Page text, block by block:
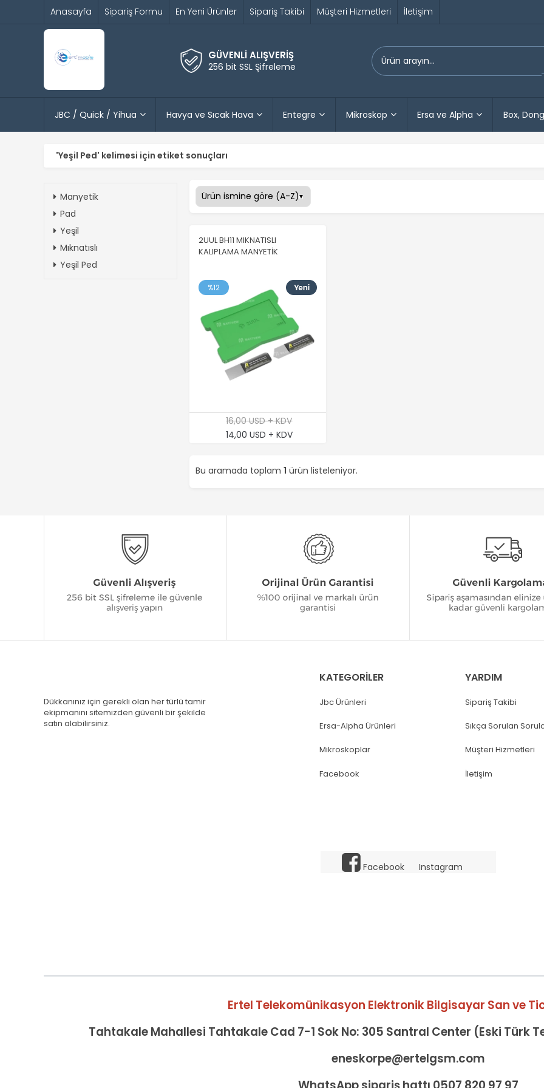
Anasayfa Sipariş Formu En Yeni Ürünler Sipariş Takibi Müşteri Hizmetleri İletişim
GÜVENLİ ALIŞVERİŞ
256 bit SSL Şifreleme
JBC / Quick / Yihua Havya ve Sıcak Hava Entegre Mikroskop Ersa ve Alpha Box,
'Yeşil Ped' kelimesi için etiket sonuçları
Manyetik
Pad
Yeşil
Mıknatıslı
Yeşil Ped
2UUL BH11 MIKNATISLI
KALIPLAMA MANYETİK
%12
16,00 USD + KDV
14,00 USD + KDV
Bu aramada toplam 1 ürün listeleniyor.
Dükkanınız için gerekli olan her türlü tamir
ekipmanını sitemizden güvenli bir şekilde
satın alabilirsiniz.
KATEGORİLER
Jbc Ürünleri
Ersa-Alpha Ürünleri
Mikroskoplar
Facebook
YARDIM
Sipariş Takibi
Sıkça Sorulan
Müşteri Hizmetleri
İletişim
Facebook Instagram
Ertel Telekomünikasyon Elektronik Bilgisayar San ve
Tahtakale Mahallesi Tahtakale Cad 7-1 Sok No: 305 Santral Center (Eski Türk
eneskorpe@ertelgsm.com